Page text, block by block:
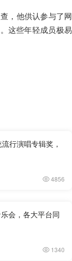
，他供认参与了网
这些年轻成员极易
行演唱专辑奖，
4856
会，各大平台同
1340